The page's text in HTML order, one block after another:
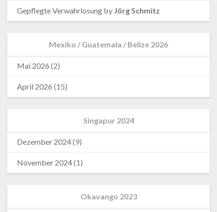
Gepflegte Verwahrlosung by Jörg Schmitz
Mexiko / Guatemala / Belize 2026
Mai 2026 (2)
April 2026 (15)
Singapur 2024
Dezember 2024(9)
November 2024(1)
Okavango 2023